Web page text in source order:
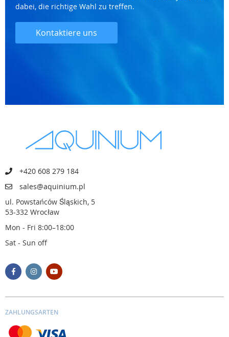
dabei, die richtige Wahl zu treffen.
Kontaktiere uns
+420 608 279 184
sales@aquinium.pl
ul. Powstańców Śląskich, 5
53-332 Wrocław
Mon - Fri 8:00–18:00
Sat - Sun off
ZAHLUNGSARTEN